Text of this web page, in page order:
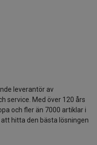
leverantör av
service. Med över 120 års
och fler än 7000 artiklar i
hitta den bästa lösningen